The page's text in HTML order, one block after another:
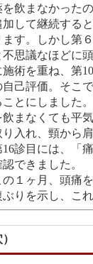
飲まなかった
して継続する
す。しかし第
思議なほどに
術を重ね、第
己評価。そこ
とにしました。
まなくても平
入れ、頸から
診目には、「
できました。
１ヶ月、頭痛
りを示し、こ